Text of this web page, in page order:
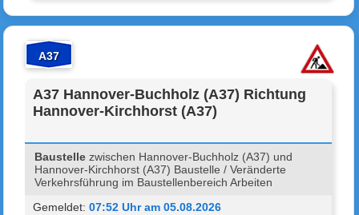
A37
A37 Hannover-Buchholz (A37) Richtung
Hannover-Kirchhorst (A37)
Baustelle zwischen Hannover-Buchholz (A37) und
Hannover-Kirchhorst (A37) Baustelle / Veränderte
Verkehrsführung im Baustellenbereich Arbeiten
Gemeldet:07:52 Uhr am 05.08.2026